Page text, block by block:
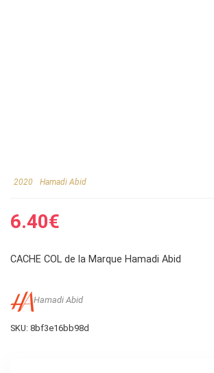
2020 Hamadi Abid
6.40€
CACHE COL de la Marque Hamadi Abid
Hamadi Abid
SKU: 8bf3e16bb98d